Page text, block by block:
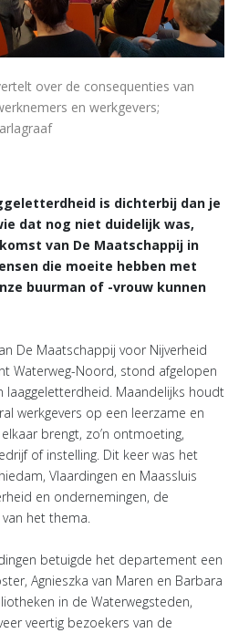
over de consequenties van
en werkgevers;
is dichterbij dan je
dat nog niet duidelijk was,
van De Maatschappij in
die moeite hebben met
buurman of -vrouw kunnen
De Maatschappij voor Nijverheid
Waterweg-Noord, stond afgelopen
laaggeletterdheid. Maandelijks houdt
werkgevers op een leerzame en
brengt, zo’n ontmoeting,
of instelling. Dit keer was het
Vlaardingen en Maassluis
en ondernemingen, de
het thema.
betuigde het departement een
Agnieszka van Maren en Barbara
in de Waterwegsteden,
veertig bezoekers van de